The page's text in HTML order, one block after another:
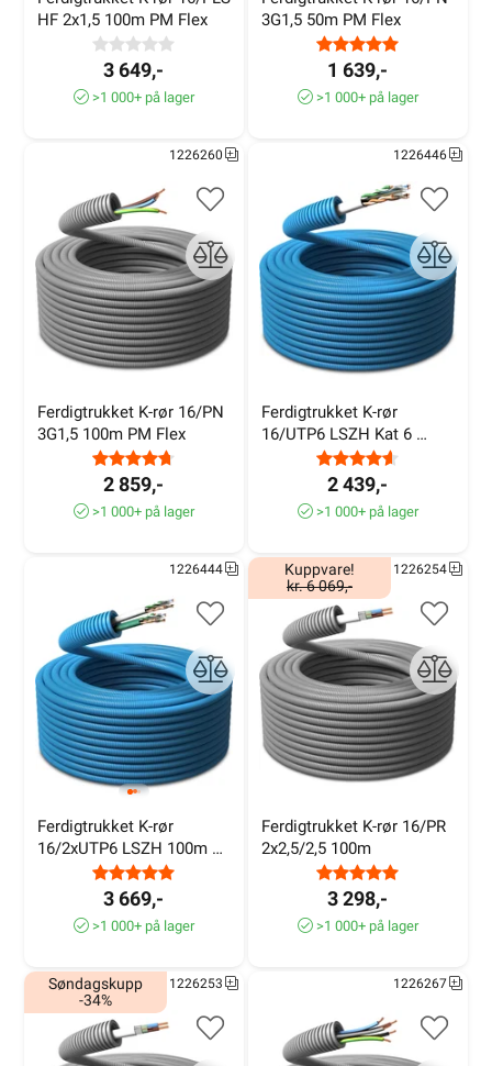
HF 2x1,5 100m PM Flex
3 649,-
>1 000+ på lager
3G1,5 50m PM Flex
1 639,-
>1 000+ på lager
Ferdigtrukket K-rør 16/PN
3G1,5 100m PM Flex
2 859,-
1226260
>1 000+ på lager
Ferdigtrukket K-rør
16/UTP6 LSZH Kat 6
2 439,-
1226446
>1 000+ på lager
Ferdigtrukket K-rør
16/2xUTP6 LSZH 100m
PM Flex
3 669,-
1226444
>1 000+ på lager
Ferdigtrukket K-rør 16/PR
2x2,5/2,5 100m
3 298,-
1226254
Kuppvare!
kr. 6 069,-
>1 000+ på lager
1226253
Søndagskupp
-34%
1226267